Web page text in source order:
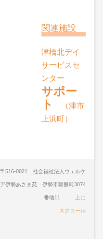
関連施設
津橋北デイ
サービスセ
ンター
サポー
ト
（津市
上浜町）
〒516-0021 社会福祉法人ウェルケ
ア伊勢あさま苑 伊勢市朝熊町3074
番地11 上に
スクロール